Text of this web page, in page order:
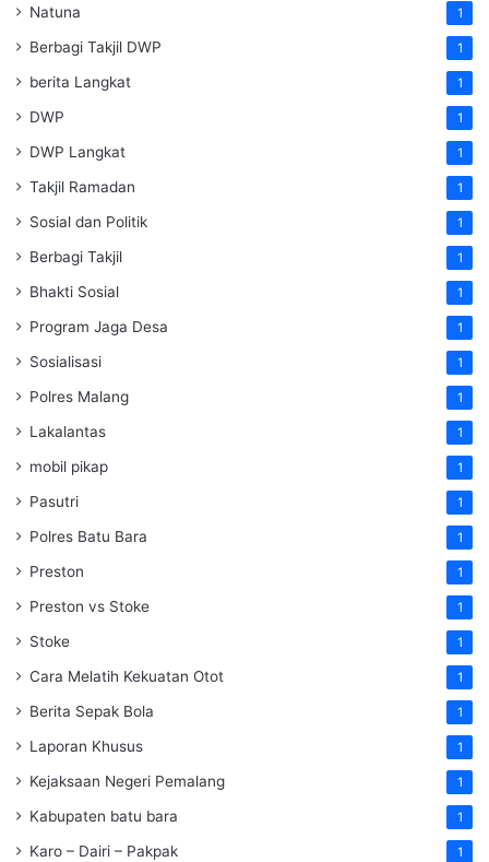
Natuna 1
Berbagi Takjil DWP 1
berita Langkat 1
DWP 1
DWP Langkat 1
Takjil Ramadan 1
Sosial dan Politik 1
Berbagi Takjil 1
Bhakti Sosial 1
Program Jaga Desa 1
Sosialisasi 1
Polres Malang 1
Lakalantas 1
mobil pikap 1
Pasutri 1
Polres Batu Bara 1
Preston 1
Preston vs Stoke 1
Stoke 1
Cara Melatih Kekuatan Otot 1
Berita Sepak Bola 1
Laporan Khusus 1
Kejaksaan Negeri Pemalang 1
Kabupaten batu bara 1
Karo – Dairi – Pakpak 1